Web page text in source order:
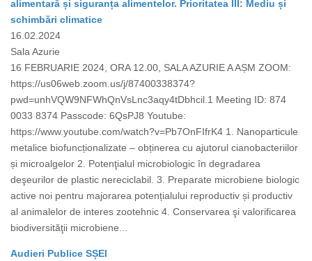
alimentară și siguranța alimentelor. Prioritatea III: Mediu și
schimbări climatice
16.02.2024
Sala Azurie
16 FEBRUARIE 2024, ORA 12.00, SALA AZURIE A AȘM ZOOM:
https://us06web.zoom.us/j/87400338374?
pwd=unhVQW9NFWhQnVsLnc3aqy4tDbhcil.1 Meeting ID: 874
0033 8374 Passcode: 6QsPJ8 Youtube:
https://www.youtube.com/watch?v=Pb7OnFIfrK4 1. Nanoparticule
metalice biofuncționalizate – obținerea cu ajutorul cianobacteriilor
și microalgelor 2. Potenţialul microbiologic în degradarea
deşeurilor de plastic nereciclabil. 3. Preparate microbiene biologic
active noi pentru majorarea potențialului reproductiv și productiv
al animalelor de interes zootehnic 4. Conservarea şi valorificarea
biodiversităţii microbiene...
Audieri Publice SȘEI